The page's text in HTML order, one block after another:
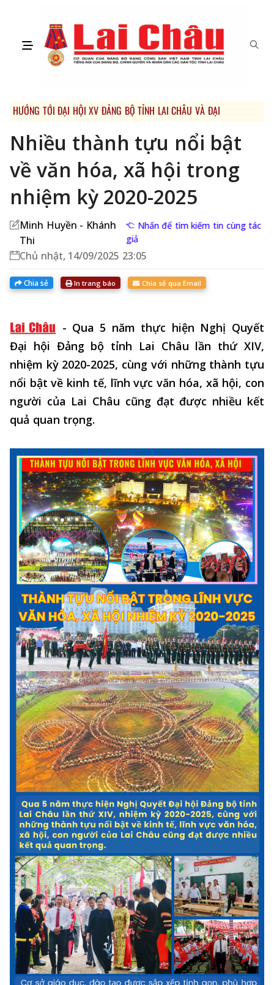
HƯỚNG TỚI ĐẠI HỘI XV ĐẢNG BỘ TỈNH LAI CHÂU VÀ ĐẠI HỘI XIV CỦA
Nhiều thành tựu nổi bật
về văn hóa, xã hội trong
nhiệm kỳ 2020-2025
Minh Huyền - Khánh
Thi
Nhấn để tìm kiếm tin cùng tác
giả
Chủ nhật, 14/09/2025 23:05
Chia sẻ In trang báo Chia sẻ qua Email
- Qua 5 năm thực hiện Nghị Quyết
Đại hội Đảng bộ tỉnh Lai Châu lần thứ XIV,
nhiệm kỳ 2020-2025, cùng với những thành tựu
nổi bật về kinh tế, lĩnh vực văn hóa, xã hội, con
người của Lai Châu cũng đạt được nhiều kết
quả quan trọng.